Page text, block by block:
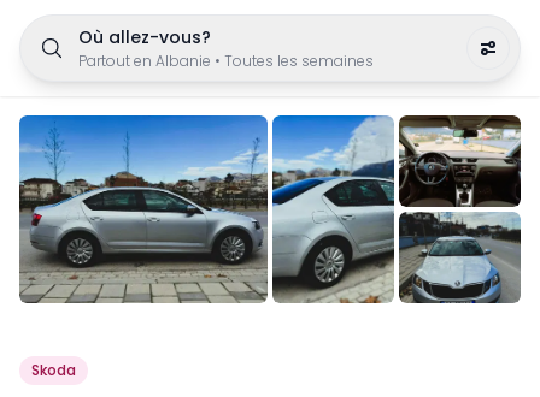
Où allez-vous?
Partout en Albanie • Toutes les semaines
Skoda